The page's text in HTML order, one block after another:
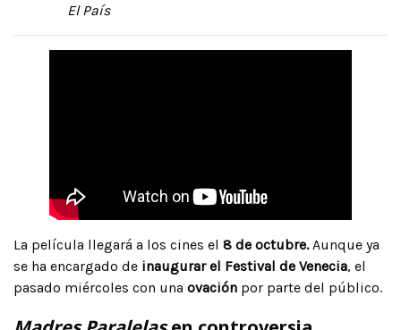
El País
La película llegará a los cines el 8 de octubre.Aunque ya
se ha encargado de inaugurar el Festival de Venecia, el
pasado miércoles con una ovación por parte del público.